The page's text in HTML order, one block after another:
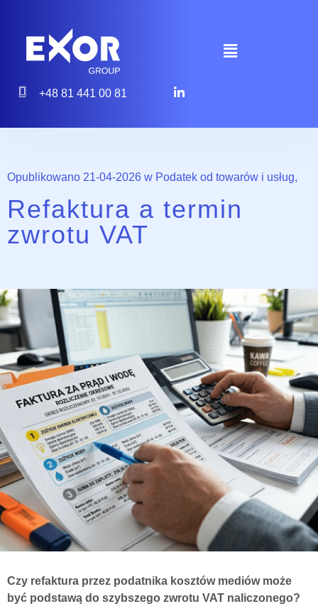
+48 81 441 00 81
Opublikowano 21-04-2026 w Podatek od towarów i usług,
Refaktura a termin
zwrotu VAT
Czy refaktura przez podatnika kosztów mediów może
być podstawą do szybszego zwrotu VAT naliczonego?